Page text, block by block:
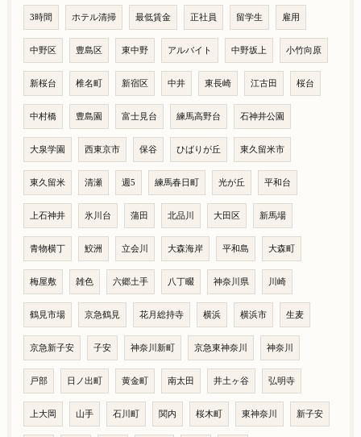
3時間 ホテル清掃 最低賃金 正社員 留学生 雇用
中野区 豊島区 東中野 アルバイト 中野坂上 小竹向原
新桜台 椎名町 新宿区 中井 東長崎 江古田 桜台
中村橋 豊島園 富士見台 練馬高野台 石神井公園
大泉学園 西東京市 保谷 ひばりが丘 東久留米市
東久留米 清瀬 週5 練馬春日町 光が丘 平和台
上石神井 氷川台 蒲田 北品川 大田区 新馬場
青物横丁 鮫洲 立会川 大森海岸 平和島 大森町
梅屋敷 雑色 六郷土手 八丁畷 神奈川県 川崎
鶴見市場 京急鶴見 花月総持寺 横浜 横浜市 生麦
京急新子安 子安 神奈川新町 京急東神奈川 神奈川
戸部 日ノ出町 黄金町 南太田 井土ヶ谷 弘明寺
上大岡 山手 石川町 関内 桜木町 東神奈川 新子安